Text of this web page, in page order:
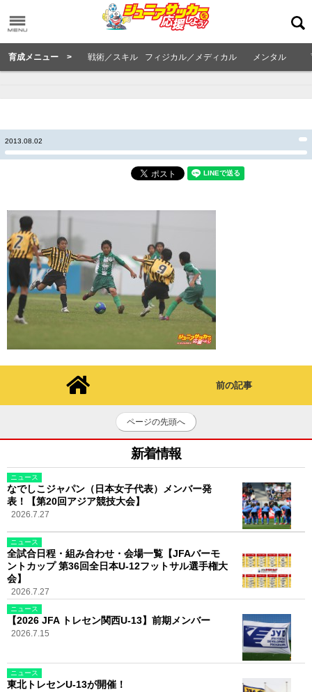
育成メニュー > 戦術／スキル フィジカル／メディカル メンタル
2013.08.02
前の記事
ページの先頭へ
新着情報
ニュース
なでしこジャパン（日本女子代表）メンバー発
表！【第20回アジア競技大会】
2026.7.27
ニュース
全試合日程・組み合わせ・会場一覧【JFAバーモ
ントカップ 第36回全日本U-12フットサル選手権大
会】
2026.7.27
ニュース
【2026 JFA トレセン関西U-13】前期メンバー
2026.7.15
ニュース
東北トレセンU-13が開催！